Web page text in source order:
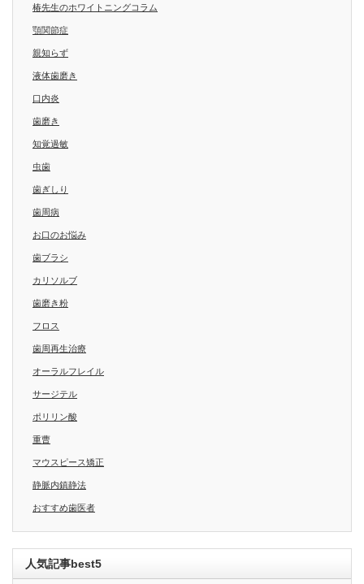
椿先生のホワイトニングコラム
顎関節症
親知らず
液体歯磨き
口内炎
歯磨き
知覚過敏
虫歯
歯ぎしり
歯周病
お口のお悩み
歯ブラシ
カリソルブ
歯磨き粉
フロス
歯周再生治療
オーラルフレイル
サージテル
ポリリン酸
重曹
マウスピース矯正
静脈内鎮静法
おすすめ歯医者
人気記事best5